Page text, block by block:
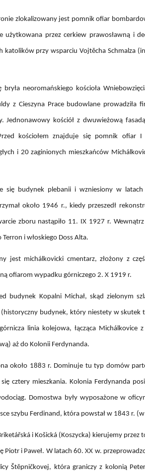
zlokalizowany jest pomnik ofiar
użytkowana przez cerkiew prawosławną i
katolików przy wsparciu Vojtěcha Schmalza
bryła neoromańskiego kościoła
z Cieszyna Prace budowlane
Jednonawowy kościół z dwuwieżową
kościołem znajduje się pomnik ofiar
i 20 zaginionych mieszkańców
się budynek plebanii i wzniesiony w latach
około 1946 r., kiedy przeszedł
zboru nastąpiło 11. IX 1927 r.
i włoskiego Doss Alta.
jest michálkovicki cmentarz, złożony z
ofiarom wypadku górniczego 2. X 1919 r.
budynek Kopalni Michał, skąd zielonym
budynek, który niestety w
linia kolejowa, łącząca
aż do Kolonii Ferdynanda.
około 1883 r. Dominuje tu typ domów
cztery mieszkania. Kolonia Ferdynanda
Domostwa były wyposażone w
szybu Ferdinand, która powstał w 1843 r.
i Košická (Koszycka) kierujemy
Piotr i Paweł. W latach 60. XX w.
Štěpničkovej, która graniczy z kolonią